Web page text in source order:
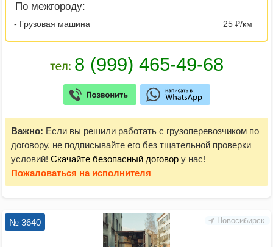
По межгороду:
- Грузовая машина 25 ₽/км
Важно: Если вы решили работать с грузоперевозчиком по
договору, не подписывайте его без тщательной проверки
условий! Скачайте безопасный договор у нас!
Пожаловаться на исполнителя
Новосибирск
№ 3640